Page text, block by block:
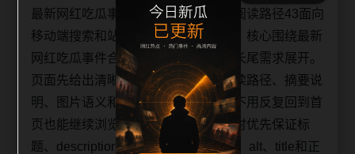
最新网红吃瓜事件合集今日吃瓜专题阅读路径43面向
移动端搜索和站内连续阅读场景整理，核心围绕最新
网红吃瓜事件合集、今日吃瓜和相关长尾需求展开。
页面先给出清晰主题，再补充专题阅读路径、摘要说
明、图片语义和可点击入口，让用户不用反复回到首
页也能继续浏览同类内容。每日更新时优先保证标
题、description、canonical、主题图、alt、title和正